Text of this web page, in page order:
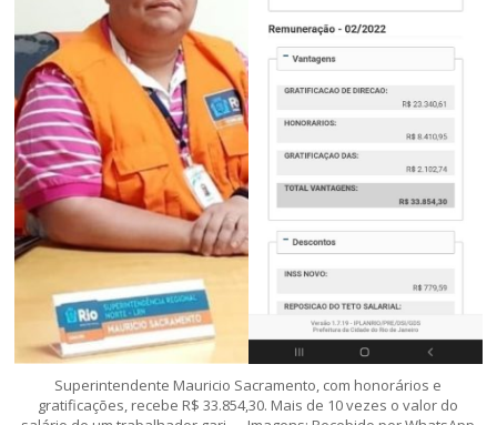
Superintendente Mauricio Sacramento, com honorários e
gratificações, recebe R$ 33.854,30. Mais de 10 vezes o valor do